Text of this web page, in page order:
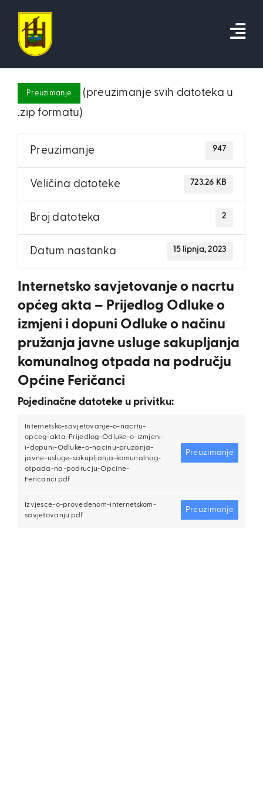
content
Preuzimanje
(preuzimanje svih datoteka u
.zip formatu)
Preuzimanje 947
Veličina datoteke 723.26 KB
Broj datoteka 2
Datum nastanka 15 lipnja, 2023
Internetsko savjetovanje o nacrtu
općeg akta – Prijedlog Odluke o
izmjeni i dopuni Odluke o načinu
pružanja javne usluge sakupljanja
komunalnog otpada na području
Općine Feričanci
Pojedinačne datoteke u privitku:
Internetsko-savjetovanje-o-nacrtu-
opceg-akta-Prijedlog-Odluke-o-izmjeni-
i-dopuni-Odluke-o-nacinu-pruzanja-
javne-usluge-sakupljanja-komunalnog-
otpada-na-podrucju-Opcine-
Fericanci.pdf
Preuzimanje
Izvjesce-o-provedenom-internetskom-
savjetovanju.pdf
Preuzimanje